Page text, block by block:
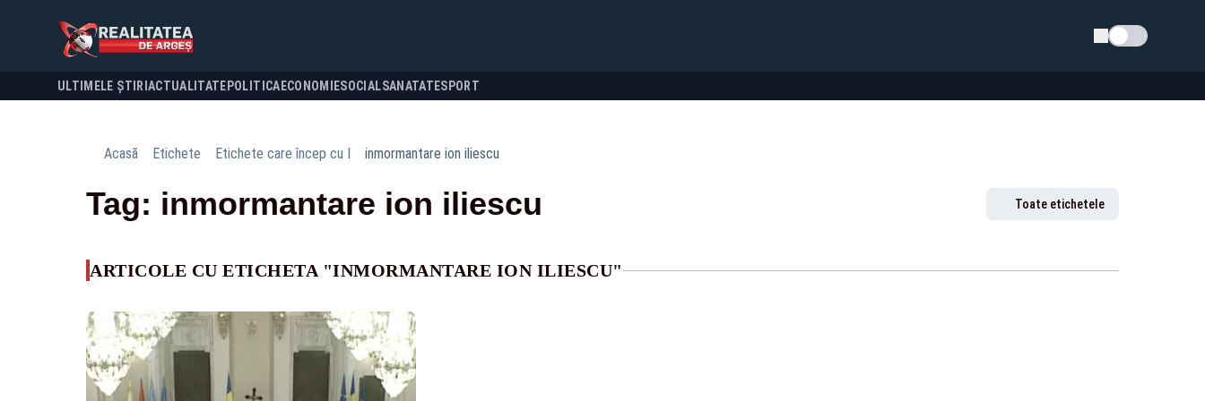
Schimba tema
ULTIMELE ȘTIRI ACTUALITATE POLITICA ECONOMIESOCIALSANATATESPORT
Acasă Etichete Etichete care încep cu I inmormantare ion iliescu
Tag: inmormantare ion iliescu Toate etichetele
ARTICOLE CU ETICHETA "INMORMANTARE ION ILIESCU"